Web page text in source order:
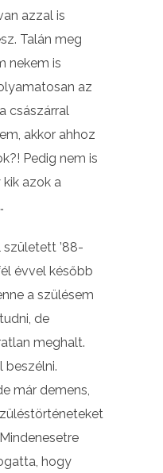
azzal is
Talán meg
nekem is
az
császárral
akkor ahhoz
Pedig nem is
azok a
’88-
évvel később
a szülésem
de
meghalt.
beszélni.
már demens,
hogy